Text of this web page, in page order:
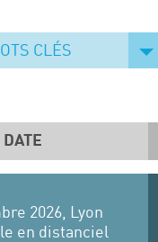
CLÉS
DATE
2026, Lyon
en distanciel